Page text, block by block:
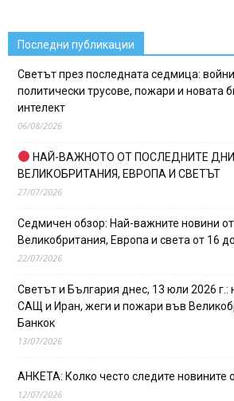
Последни публикации
Светът през последната седмица:
политически трусове, пожари и новата
интелект
06/08/2026
НАЙ-ВАЖНОТО ОТ ПОСЛЕДНИТЕ
ВЕЛИКОБРИТАНИЯ, ЕВРОПА И СВЕТЪТ
27/07/2026
Седмичен обзор: Най-важните новини
Великобритания, Европа и света от 16
22/07/2026
Светът и България днес, 13 юли 2026
САЩ и Иран, жеги и пожари във
Банкок
13/07/2026
АНКЕТА: Колко често следите новините
12/07/2026